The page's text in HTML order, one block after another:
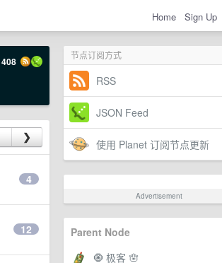
Home Sign Up
节点订阅方式
RSS
JSON Feed
使用 Planet 订阅节点更新
Advertisement
Parent Node
408
❯
4
12